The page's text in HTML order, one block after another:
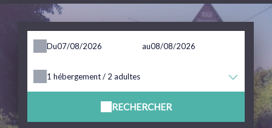
Du au
1 hébergement / 2 adultes
RECHERCHER